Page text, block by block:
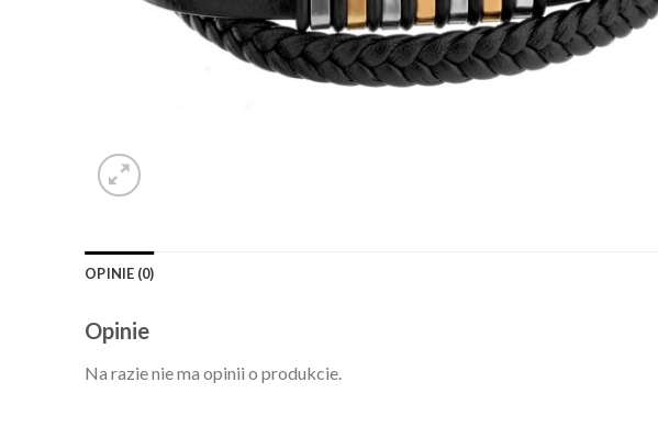
OPINIE (0)
Opinie
Na razie nie ma opinii o produkcie.